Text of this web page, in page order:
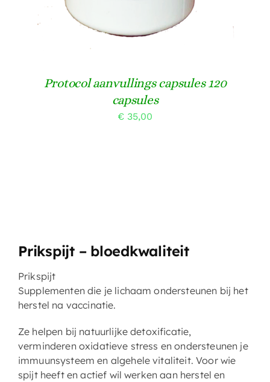
Protocol aanvullings capsules 120
capsules
€ 35,00
Prikspijt – bloedkwaliteit
Prikspijt
Supplementen die je lichaam ondersteunen bij het
herstel na vaccinatie.
Ze helpen bij natuurlijke detoxificatie,
verminderen oxidatieve stress en ondersteunen je
immuunsysteem en algehele vitaliteit. Voor wie
spijt heeft en actief wil werken aan herstel en